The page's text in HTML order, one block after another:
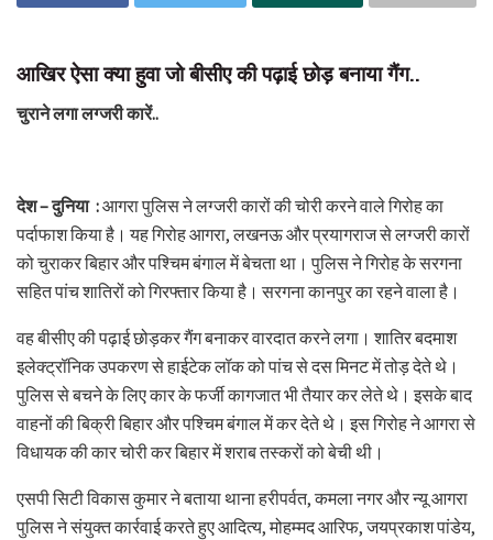
आखिर ऐसा क्या हुवा जो बीसीए की पढ़ाई छोड़ बनाया गैंग..
चुराने लगा लग्जरी कारें..
देश – दुनिया :आगरा पुलिस ने लग्जरी कारों की चोरी करने वाले गिरोह का
पर्दाफाश किया है। यह गिरोह आगरा, लखनऊ और प्रयागराज से लग्जरी कारों
को चुराकर बिहार और पश्चिम बंगाल में बेचता था। पुलिस ने गिरोह के सरगना
सहित पांच शातिरों को गिरफ्तार किया है। सरगना कानपुर का रहने वाला है।
वह बीसीए की पढ़ाई छोड़कर गैंग बनाकर वारदात करने लगा। शातिर बदमाश
इलेक्ट्रॉनिक उपकरण से हाईटेक लॉक को पांच से दस मिनट में तोड़ देते थे।
पुलिस से बचने के लिए कार के फर्जी कागजात भी तैयार कर लेते थे। इसके बाद
वाहनों की बिक्री बिहार और पश्चिम बंगाल में कर देते थे। इस गिरोह ने आगरा से
विधायक की कार चोरी कर बिहार में शराब तस्करों को बेची थी।
एसपी सिटी विकास कुमार ने बताया थाना हरीपर्वत, कमला नगर और न्यू आगरा
पुलिस ने संयुक्त कार्रवाई करते हुए आदित्य, मोहम्मद आरिफ, जयप्रकाश पांडेय,